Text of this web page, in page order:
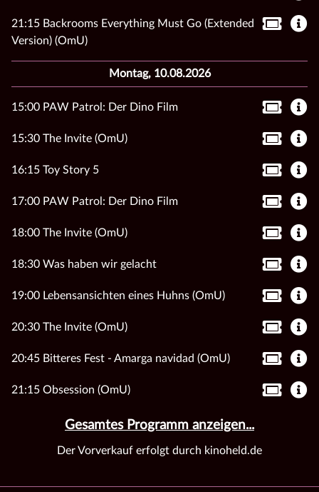
21:15 Backrooms Everything Must Go (Extended
Version) (OmU)
Montag, 10.08.2026
15:00 PAW Patrol: Der Dino Film
15:30 The Invite (OmU)
16:15 Toy Story 5
17:00 PAW Patrol: Der Dino Film
18:00 The Invite (OmU)
18:30 Was haben wir gelacht
19:00 Lebensansichten eines Huhns (OmU)
20:30 The Invite (OmU)
20:45 Bitteres Fest - Amarga navidad (OmU)
21:15 Obsession (OmU)
Gesamtes Programm anzeigen...
Der Vorverkauf erfolgt durch kinoheld.de